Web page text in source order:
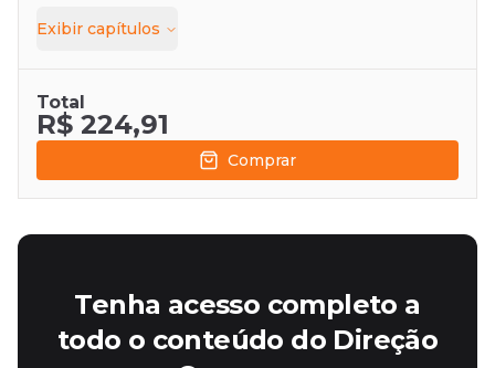
Exibir capítulos
Total
R$ 224,91
Comprar
Tenha acesso completo a
todo o conteúdo do Direção